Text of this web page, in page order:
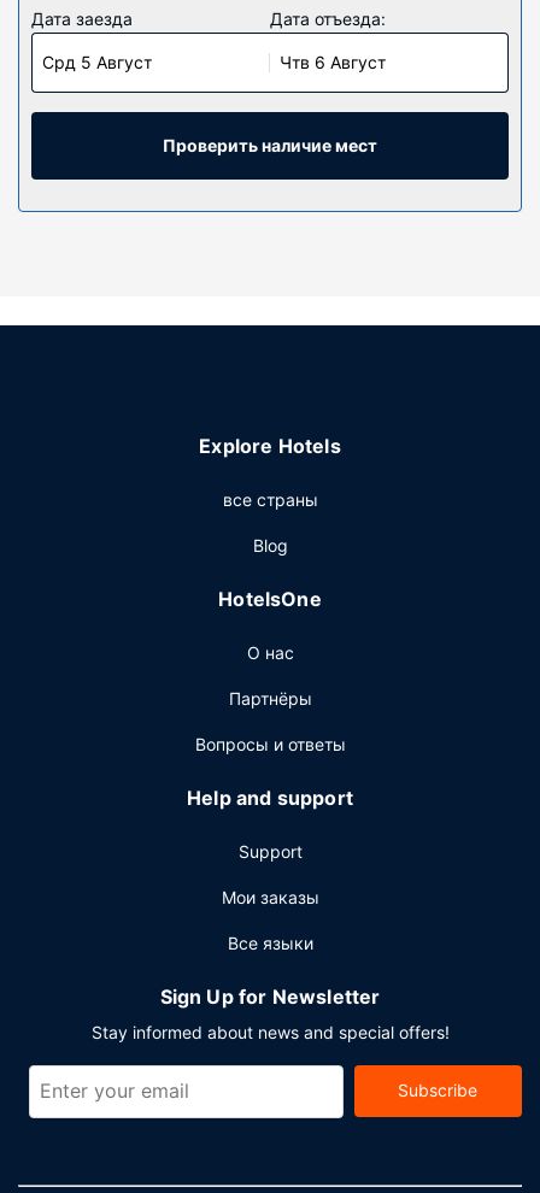
Почувствуйте себя как дома в одном из 78 номеров с
кондиционером и другими удобствами, в числе
которых холодильник и плоскоэкранные телевизоры.
Бесплатный проводной и беспроводной доступ в
интернет позволяет всегда оставаться на связи. Кроме
того, к вашим услугам кабельное телевидение.
предоставляет такие услуги и удобства,
для пикника и грили для барбекю.
ежедневно с 6:00 до 10:00.
бесплатный (проводной) доступ в интернет, бизнес-
центр и бесплатные газеты в холле. Предоставляется
бесплатная самостоятельная парковка.
Дата заезда
Срд 5 Август
Дата отъезда:
Чтв 6 Август
Проверить наличие мест
Explore Hotels
все страны
Blog
HotelsOne
О нас
Партнёры
Вопросы и ответы
Help and support
Support
Мои заказы
Все языки
Sign Up for Newsletter
Stay informed about news and special offers!
Subscribe